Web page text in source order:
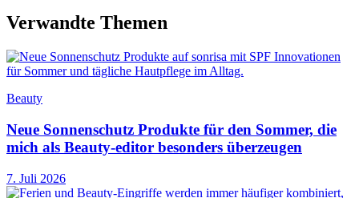
Verwandte Themen
Beauty
Neue Sonnenschutz Produkte für den Sommer, die
mich als Beauty-editor besonders überzeugen
7. Juli 2026